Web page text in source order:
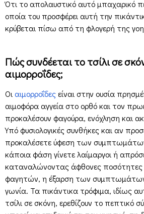
Ότι το απολαυστικό αυτό μπαχαρικό
οποία του προσφέρει αυτή την
κρύβεται πίσω από τη φλογερή της
Πώς συνδέεται το τσίλι σε
αιμορροΐδες;
Οι αιμορροΐδεςείναι στην ουσία
αιμοφόρα αγγεία στο ορθό και τον
προκαλέσουν φαγούρα, ενόχληση και
Υπό φυσιολογικές συνθήκες και αν
προκαλέσετε ύφεση των
κάποια φάση γίνετε λαίμαργοι ή
καταναλώνοντας άφθονες ποσότητες
φαγητών, η έξαρση των
γωνία. Τα πικάντικα τρόφιμα, ιδίως
τσίλι σε σκόνη, ερεθίζουν το πεπτικό